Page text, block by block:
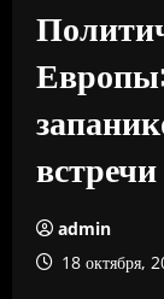
admin
18 октября,